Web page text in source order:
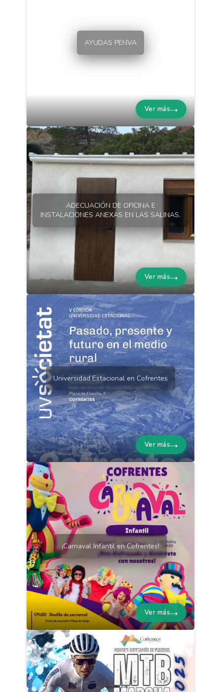
AYUDAS PENVA
Ver más
ADECUACIÓN DE OFICINA E
INSTALACIONES ANEXAS EN LAS SALINAS.
Ver más
Universidad Estacional en Cofrentes
Ver más
¡Carnaval Infantil en Cofrentes!
Ver más